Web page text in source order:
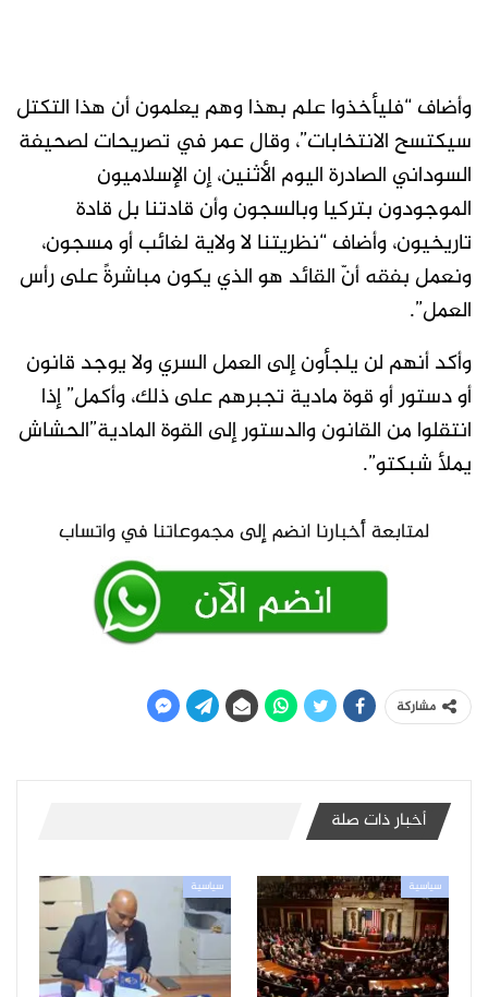
وأضاف “فليأخذوا علم بهذا وهم يعلمون أن هذا التكتل
سيكتسح الانتخابات”، وقال عمر في تصريحات لصحيفة
السوداني الصادرة اليوم الأثنين، إن الإسلاميون
الموجودون بتركيا وبالسجون وأن قادتنا بل قادة
تاريخيون، وأضاف “نظريتنا لا ولاية لغائب أو مسجون،
ونعمل بفقه أنّ القائد هو الذي يكون مباشرةً على رأس
العمل”.
وأكد أنهم لن يلجأون إلى العمل السري ولا يوجد قانون
أو دستور أو قوة مادية تجبرهم على ذلك، وأكمل” إذا
انتقلوا من القانون والدستور إلى القوة المادية”الحشاش
يملأ شبكتو”.
مشاركة
أخبار ذات صلة
سياسية سياسية